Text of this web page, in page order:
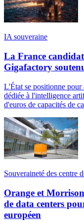
IA souveraine
La France
Gigafactory
L'État se positionne
dédiée à l'intelligence
d'euros de capacités de
Souveraineté des centre
Orange et
de data centers
européen